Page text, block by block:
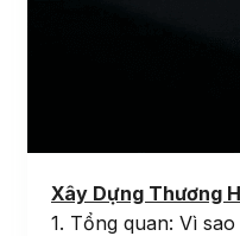
Xây Dựng Thương
1. Tổng quan: Vì